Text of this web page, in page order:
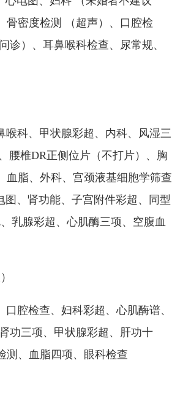
骨密度检测 （超声）、口腔检
诊）、耳鼻喉科检查、尿常规、
科、甲状腺彩超、内科、风湿三
腰椎DR正侧位片（不打片）、胸
血脂、外科、宫颈液基细胞学筛查
图、肾功能、子宫附件彩超、同型
乳腺彩超、心肌酶三项、空腹血
腔检查、妇科彩超、心肌酶谱、
功三项、甲状腺彩超、肝功十
测、血脂四项、眼科检查